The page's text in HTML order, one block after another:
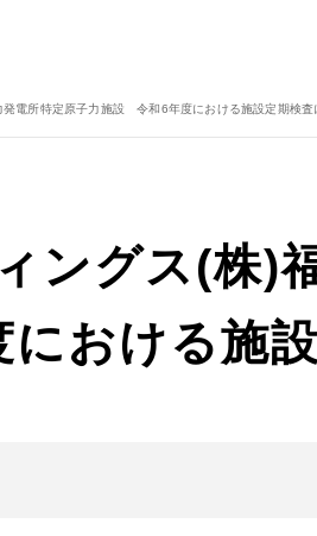
電所特定原子力施設 令和6年度における施設定期検査
ングス(株)
おける施